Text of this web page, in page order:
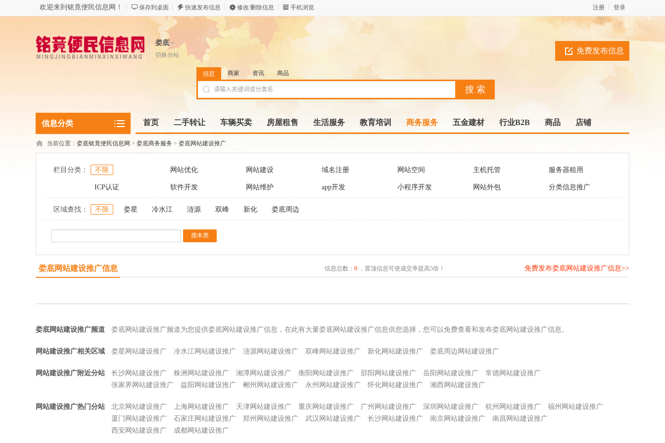
欢迎来到铭竟便民信息网！ 保存到桌面 快速发布信息 修改/删除信息 手机浏览 登录
注册
娄底
切换分站 免费发布信息
信息 商家 资讯 商品
信息分类 首页 二手转让 车辆买卖 房屋租售 生活服务 教育培训 商务服务 五金建材 行业B2B 商品 店铺
当前位置： 娄底铭竟便民信息网 > 娄底商务服务 > 娄底网站建设推广
栏目分类： 不限 网站优化 网站建设 域名注册 网站空间 主机托管 服务器租用
ICP认证 软件开发 网站维护 app开发 小程序开发 网站外包 分类信息推广
区域查找： 不限 娄星 冷水江 涟源 双峰 新化 娄底周边
娄底网站建设推广信息 信息总数： 0，置顶信息可使成交率提高5倍！ 免费发布娄底网站建设推广信息>>
娄底网站建设推广频道 娄底网站建设推广频道为您提供娄底网站建设推广信息，在此有大量娄底网站建设推广信息供您选择，您可以免费查看和发布娄底网站建设推广信息。
网站建设推广相关区域 娄星网站建设推广 冷水江网站建设推广 涟源网站建设推广 双峰网站建设推广 新化网站建设推广 娄底周边网站建设推广
网站建设推广附近分站 长沙网站建设推广 株洲网站建设推广 湘潭网站建设推广 衡阳网站建设推广 邵阳网站建设推广 岳阳网站建设推广
常德网站建设推广
张家界网站建设推广
益阳网站建设推广 郴州网站建设推广 永州网站建设推广 怀化网站建设推广 湘西网站建设推广
网站建设推广热门分站 北京网站建设推广 上海网站建设推广 天津网站建设推广 重庆网站建设推广 广州网站建设推广 深圳网站建设推广 杭州网站建设推广
福州网站建设推广
厦门网站建设推广
石家庄网站建设推广 郑州网站建设推广 武汉网站建设推广 长沙网站建设推广 南京网站建设推广
南昌网站建设推广
西安网站建设推广
成都网站建设推广